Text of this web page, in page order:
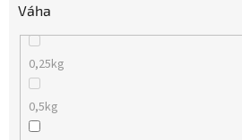
Váha
0,25kg
0,5kg